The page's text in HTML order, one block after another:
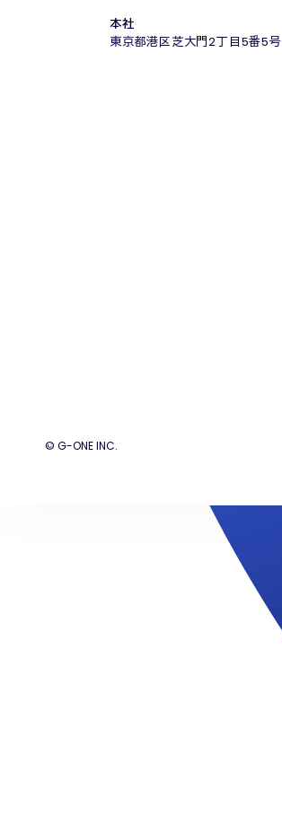
本社
東京都港区芝大門2丁目5番5号
© G-ONE INC.